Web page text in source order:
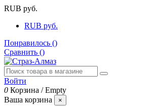
RUB руб.
RUB руб.
Понравилось ()
Сравнить ()
Войти
0 Корзина /Empty
Ваша корзина
×